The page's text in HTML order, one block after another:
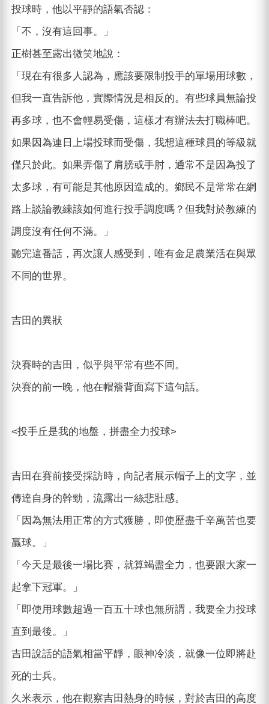
投球時，他以平靜的語氣否認：
「不，沒有這回事。」
正樹甚至露出微笑地說：
「現在有很多人認為，應該要限制投手的單場用球數，
但我一直告訴他，實際情況是相反的。有些球員無論投
再多球，也不會輕易受傷，這樣才有辦法去打職棒吧。
如果因為連日上場投球而受傷，我想這種球員的等級就
僅只於此。如果弄傷了肩膀或手肘，通常不是因為投了
太多球，有可能是其他原因造成的。鄉民不是常常在網
路上談論教練該如何進行投手調度嗎？但我對於教練的
調度沒有任何不滿。」
聽完這番話，再次讓人感受到，唯有金足農業活在與眾
不同的世界。
吉田的異狀
決賽時的吉田，似乎與平常有些不同。
決賽的前一晚，他在帽簷背面寫下這句話。
<投手丘是我的地盤，拼盡全力投球>
吉田在賽前接受採訪時，向記者展示帽子上的文字，並
傳達自身的幹勁，流露出一絲悲壯感。
「因為無法用正常的方式獲勝，即使歷盡千辛萬苦也要
贏球。」
「今天是最後一場比賽，就算竭盡全力，也要跟大家一
起拿下冠軍。」
「即使用球數超過一百五十球也無所謂，我要全力投球
直到最後。」
吉田說話的語氣相當平靜，眼神冷淡，就像一位即將赴
死的士兵。
久米表示，他在觀察吉田熱身的時候，對於吉田的高度